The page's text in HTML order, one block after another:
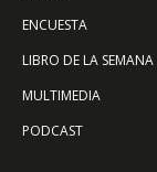
ENCUESTA
LIBRO DE LA SEMANA
MULTIMEDIA
PODCAST